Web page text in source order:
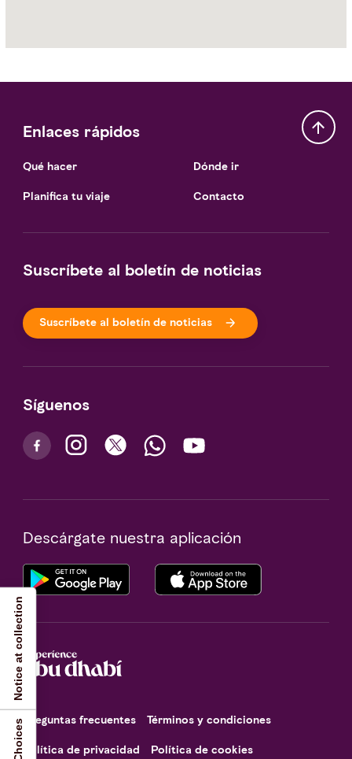
Enlaces rápidos
Qué hacer
Planifica tu viaje
Dónde ir
Contacto
Suscríbete al boletín de noticias
Suscríbete al boletín de noticias
Síguenos
Descárgate nuestra aplicación
Preguntas frecuentes Términos y condiciones
Política de privacidad Política de cookies
Notice at collection